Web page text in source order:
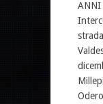
ANNI